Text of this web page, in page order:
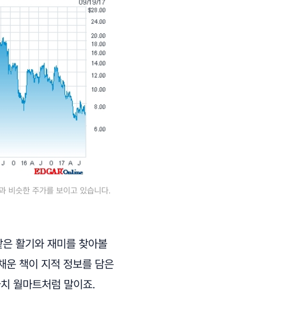
비슷한 주가를 보이고 있습니다.
활기와 재미를 찾아볼
운 책이 지적 정보를 담은
월마트처럼 말이죠.